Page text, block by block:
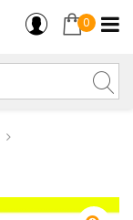
0